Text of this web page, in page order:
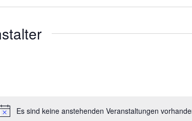
Es sind keine anstehenden Veranstaltungen